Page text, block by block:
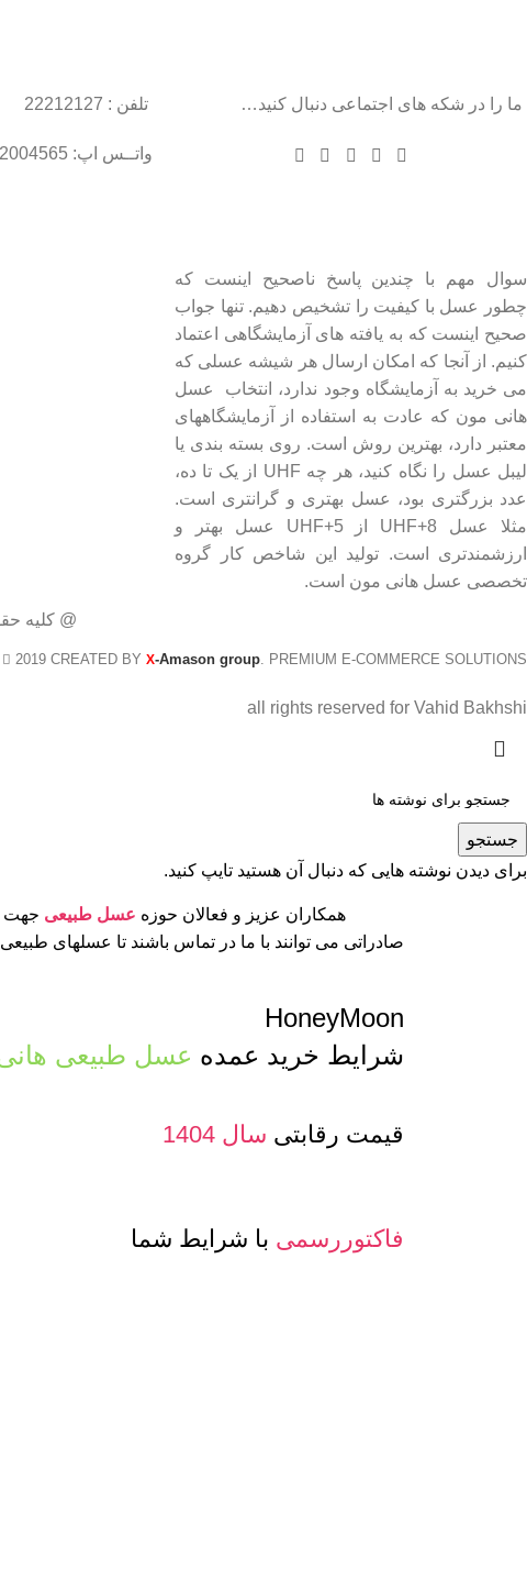
ما را در شکه های اجتماعی دنبال کنید… تلفن : 22212127
واتــس اپ: 09102004565
سوال مهم با چندین پاسخ ناصحیح اینست که
چطور عسل با کیفیت را تشخیص دهیم. تنها جواب
صحیح اینست که به یافته های آزمایشگاهی اعتماد
کنیم. از آنجا که امکان ارسال هر شیشه عسلی که
می خرید به آزمایشگاه وجود ندارد، انتخاب عسل
هانی مون که عادت به استفاده از آزمایشگاههای
معتبر دارد، بهترین روش است. روی بسته بندی یا
لیبل عسل را نگاه کنید، هر چه UHF از یک تا ده،
عدد بزرگتری بود، عسل بهتری و گرانتری است.
مثلا عسل UHF+8 از UHF+5 عسل بهتر و
ارزشمندتری است. تولید این شاخص کار گروه
تخصصی عسل هانی مون است.
@ کلیه
2019 CREATED BY X-Amason group. PREMIUM E-COMMERCE SOLUTIONS.
all rights reserved for Vahid Bakhshi
جستجو
برای دیدن نوشته هایی که دنبال آن هستید تایپ کنید.
همکاران عزیز و فعالان حوزه عسل طبیعی جهت
صادراتی می توانند با ما در تماس باشند تا عسلهای
HoneyMoon
شرایط خرید عمده عسل طبیعی
قیمت رقابتی سال 1404
فاکتوررسمی با شرایط شما